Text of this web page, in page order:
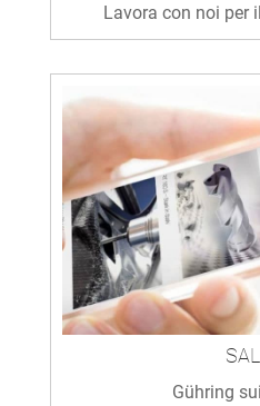
Lavora con noi per
Gühring